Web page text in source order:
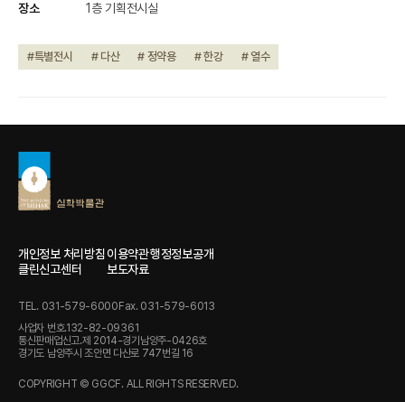
장소 1층 기획전시실
#특별전시 # 다산 # 정약용 # 한강 # 열수
개인정보 처리방침 이용약관행정정보공개
클린신고센터
보도자료
TEL. 031-579-6000 Fax. 031-579-6013
사업자 번호.132-82-09361
통신판매업신고.제 2014-경기남양주-0426호
경기도 남양주시 조안면 다산로 747번길 16
COPYRIGHT © GGCF. ALL RIGHTS RESERVED.